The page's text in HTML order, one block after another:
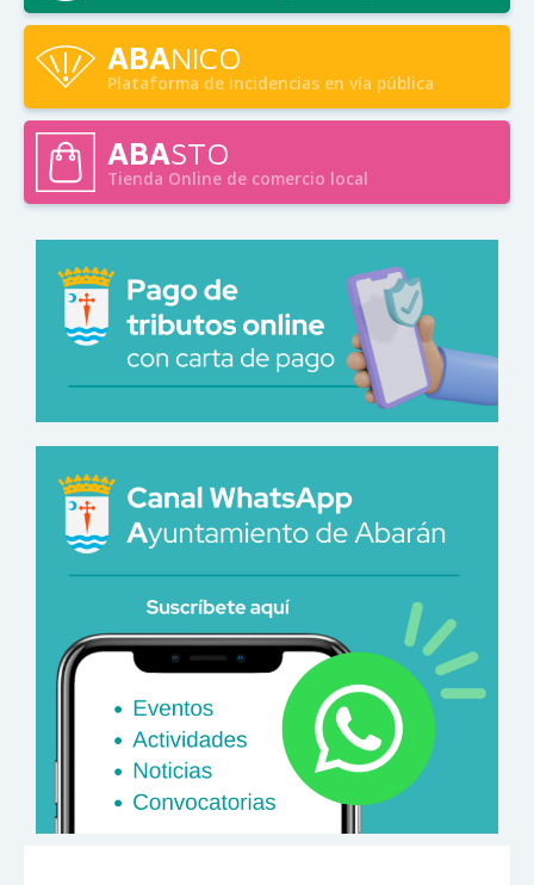
ABANICO
Plataforma de incidencias en vía pública
ABASTO
Tienda Online de comercio local